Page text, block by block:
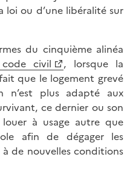
loi ou d’une libéralité sur
du cinquième alinéa
civil
, lorsque la
que le logement grevé
n’est plus adapté aux
ce dernier ou son
à usage autre que
afin de dégager les
à de nouvelles conditions